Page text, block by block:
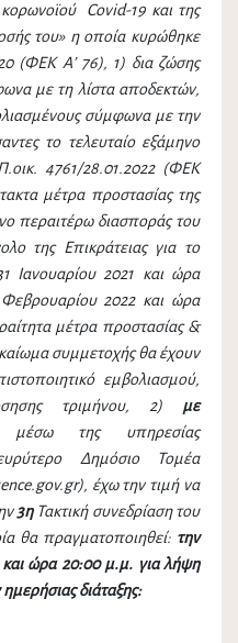
Covid-19 και της
του» η οποία κυρώθηκε
(ΦΕΚ Α’ 76), 1) δια ζώσης
με τη λίστα αποδεκτών,
σύμφωνα με την
το τελευταίο εξάμηνο
4761/28.01.2022 (ΦΕΚ
μέτρα προστασίας της
περαιτέρω διασποράς του
της Επικράτειας για το
Ιανουαρίου 2021 και ώρα
2022 και ώρα
μέτρα προστασίας &
συμμετοχής θα έχουν
εμβολιασμού,
τριμήνου, 2) με
της υπηρεσίας
Δημόσιο Τομέα
έχω την τιμή να
3ηΤακτική συνεδρίαση του
θα πραγματοποιηθεί: την
ώρα 20:00 μ.μ. για λήψη
διάταξης: